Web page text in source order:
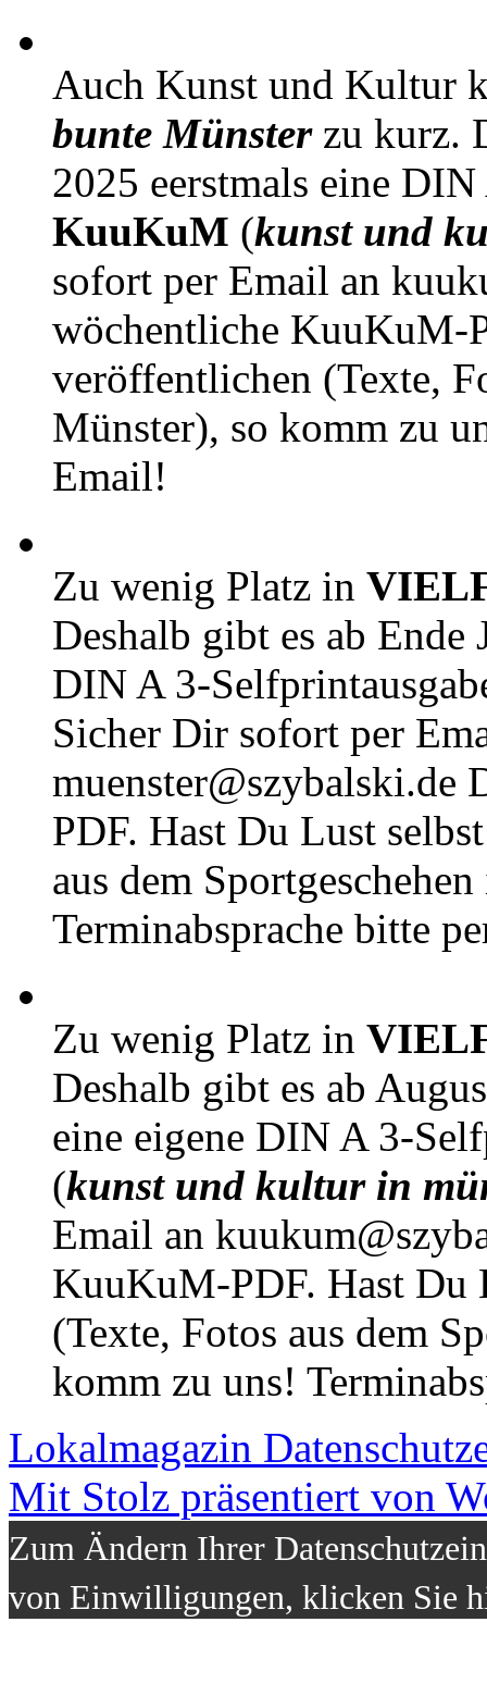
Auch Kunst und Kultur
bunte Münsterzu kurz.
2025 eerstmals eine
KuuKuM (kunst und
sofort per Email an
wöchentliche KuuKuM-
veröffentlichen (Texte,
Münster), so komm zu
Email!
Zu wenig Platz in
Deshalb gibt es ab Ende
DIN A 3-
Sicher Dir sofort per
muenster@szybalski.de
PDF. Hast Du Lust
aus dem
Terminabsprache bitte
Zu wenig Platz in
Deshalb gibt es ab
eine eigene DIN A 3-
(kunst und kultur in
Email an
KuuKuM-PDF. Hast Du
(Texte, Fotos aus dem
komm zu uns!
Lokalmagazin
Mit Stolz präsentiert von
Zum Ändern Ihrer
von Einwilligungen, klicken Sie